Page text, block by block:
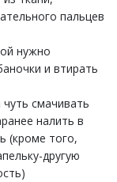
пальцев
нужно
и втирать
смачивать
налить в
(кроме того,
другую